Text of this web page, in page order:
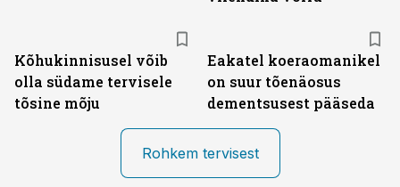
Kõhukinnisusel võib
olla südame tervisele
tõsine mõju
Eakatel koeraomanikel
on suur tõenäosus
dementsusest pääseda
Rohkem tervisest